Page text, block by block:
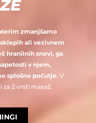
zmanjšamo
ali vezivnem
hranilnih snovi, ga
v njem,
splošno počutje.V
za 2 vrsti masaž.